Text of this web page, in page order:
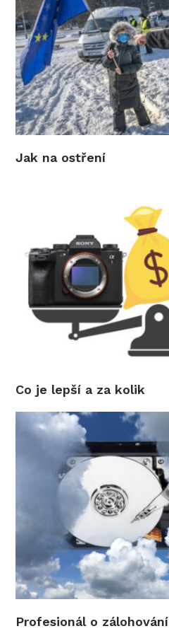
Jak na ostření
Co je lepší a za kolik
Profesionál o zálohování